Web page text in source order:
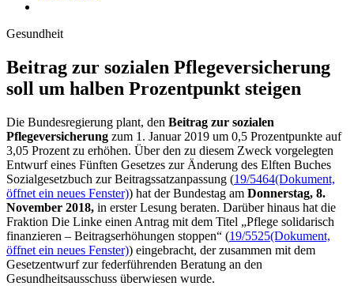
Gesundheit
Beitrag zur sozia­len Pfle­ge­ver­si­che­rung
soll um hal­ben Pro­zent­punkt steigen
Die Bundesregierung plant, den Beitrag zur sozialen
Pflegeversicherung zum 1. Januar 2019 um 0,5 Prozentpunkte auf
3,05 Prozent zu erhöhen. Über den zu diesem Zweck vorgelegten
Entwurf eines Fünften Gesetzes zur Änderung des Elften Buches
Sozialgesetzbuch zur Beitragssatzanpassung (19/5464(Dokument,
öffnet ein neues Fenster)) hat der Bundestag am Donnerstag, 8.
November 2018, in erster Lesung beraten. Darüber hinaus hat die
Fraktion Die Linke einen Antrag mit dem Titel „Pflege solidarisch
finanzieren – Beitragserhöhungen stoppen“ (19/5525(Dokument,
öffnet ein neues Fenster)) eingebracht, der zusammen mit dem
Gesetzentwurf zur federführenden Beratung an den
Gesundheitsausschuss überwiesen wurde.